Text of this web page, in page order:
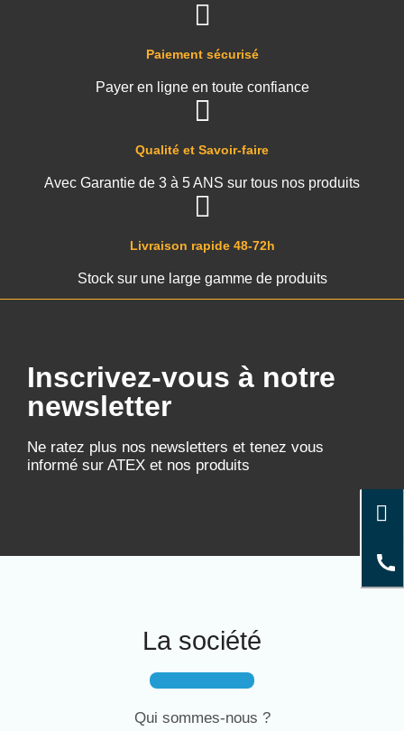
Livraison rapide 48-72h
Stock sur une large gamme de produits
Qualité et Savoir-faire
Avec Garantie de 3 à 5 ANS sur tous nos produits
Paiement sécurisé
Payer en ligne en toute confiance
Inscrivez-vous à notre
newsletter
Ne ratez plus nos newsletters et tenez vous
informé sur ATEX et nos produits
La société
Qui sommes-nous ?